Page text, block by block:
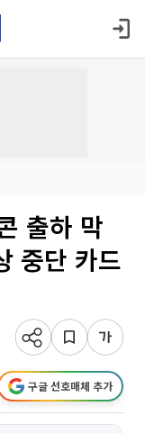
출하 막
중단 카드
구글 선호매체 추가